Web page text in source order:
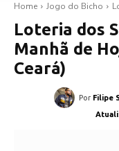
Home Jogo do Bicho
Loteria dos
Manhã de
Ceará)
Por Filipe